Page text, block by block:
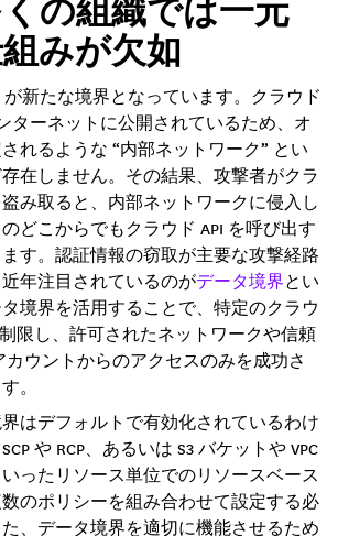
の組織では一元
みが欠如
が新たな境界となっています。クラウド
ターネットに公開されているため、オ
れるような “内部ネットワーク” とい
在しません。その結果、攻撃者がクラ
み取ると、内部ネットワークに侵入し
どこからでもクラウド API を呼び出す
す。認証情報の窃取が主要な攻撃経路
年注目されているのがデータ境界とい
境界を活用することで、特定のクラウ
制限し、許可されたネットワークや信頼
カウントからのアクセスのみを成功さ
。
はデフォルトで有効化されているわけ
や RCP、あるいは S3 バケットや VPC
ったリソース単位でのリソースベース
のポリシーを組み合わせて設定する必
、データ境界を適切に機能させるため